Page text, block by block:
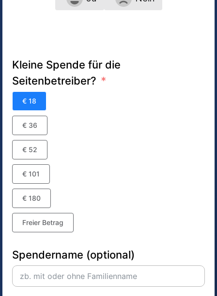
Kleine Spende für die
Seitenbetreiber?
€ 18
€ 36
€ 52
€ 101
€ 180
Freier Betrag
Spendername (optional)